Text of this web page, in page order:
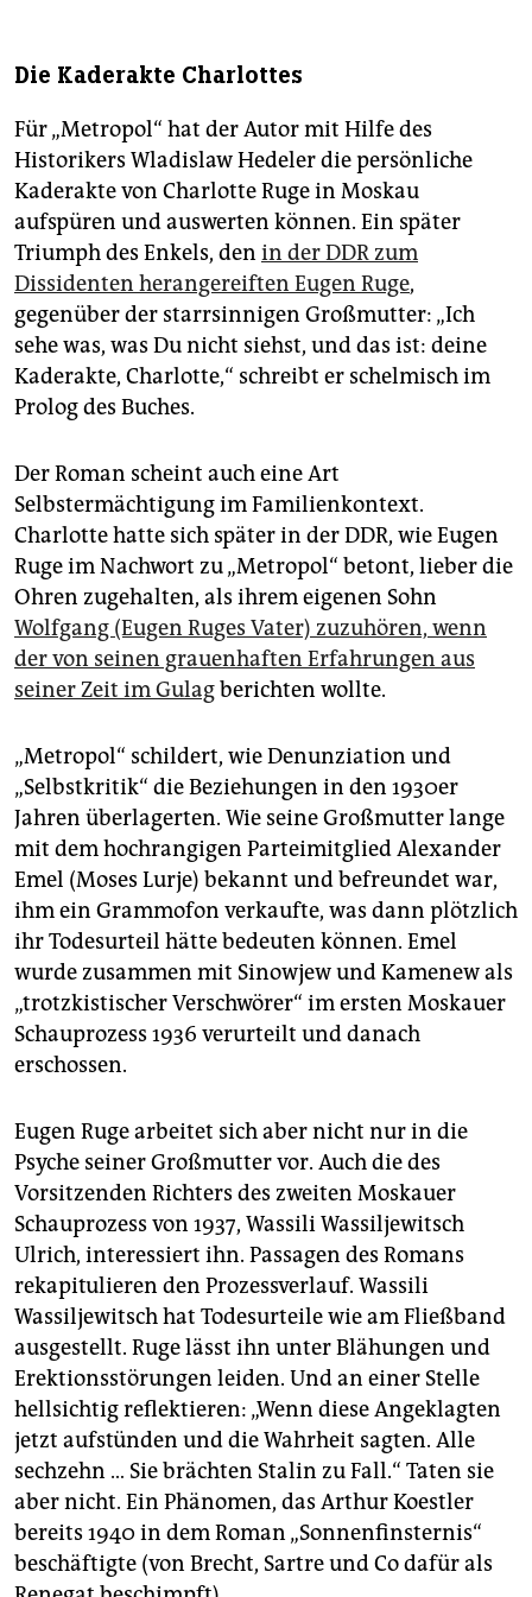
Die Kaderakte Charlottes
Für „Metropol“ hat der Autor mit Hilfe des
Historikers Wladislaw Hedeler die persönliche
Kaderakte von Charlotte Ruge in Moskau
aufspüren und auswerten können. Ein später
Triumph des Enkels, den in der DDR zum
Dissidenten herangereiften Eugen Ruge,
gegenüber der starrsinnigen Großmutter: „Ich
sehe was, was Du nicht siehst, und das ist: deine
Kaderakte, Charlotte,“ schreibt er schelmisch im
Prolog des Buches.
Der Roman scheint auch eine Art
Selbstermächtigung im Familienkontext.
Charlotte hatte sich später in der DDR, wie Eugen
Ruge im Nachwort zu „Metropol“ betont, lieber die
Ohren zugehalten, als ihrem eigenen Sohn
Wolfgang (Eugen Ruges Vater) zuzuhören, wenn
der von seinen grauenhaften Erfahrungen aus
seiner Zeit im Gulagberichten wollte.
„Metropol“ schildert, wie Denunziation und
„Selbstkritik“ die Beziehungen in den 1930er
Jahren überlagerten. Wie seine Großmutter lange
mit dem hochrangigen Parteimitglied Alexander
Emel (Moses Lurje) bekannt und befreundet war,
ihm ein Grammofon verkaufte, was dann plötzlich
ihr Todesurteil hätte bedeuten können. Emel
wurde zusammen mit Sinowjew und Kamenew als
„trotzkistischer Verschwörer“ im ersten Moskauer
Schauprozess 1936 verurteilt und danach
erschossen.
Eugen Ruge arbeitet sich aber nicht nur in die
Psyche seiner Großmutter vor. Auch die des
Vorsitzenden Richters des zweiten Moskauer
Schauprozess von 1937, Wassili Wassiljewitsch
Ulrich, interessiert ihn. Passagen des Romans
rekapitulieren den Prozessverlauf. Wassili
Wassiljewitsch hat Todesurteile wie am Fließband
ausgestellt. Ruge lässt ihn unter Blähungen und
Erektionsstörungen leiden. Und an einer Stelle
hellsichtig reflektieren: „Wenn diese Angeklagten
jetzt aufstünden und die Wahrheit sagten. Alle
sechzehn … Sie brächten Stalin zu Fall.“ Taten sie
aber nicht. Ein Phänomen, das Arthur Koestler
bereits 1940 in dem Roman „Sonnenfinsternis“
beschäftigte (von Brecht, Sartre und Co dafür als